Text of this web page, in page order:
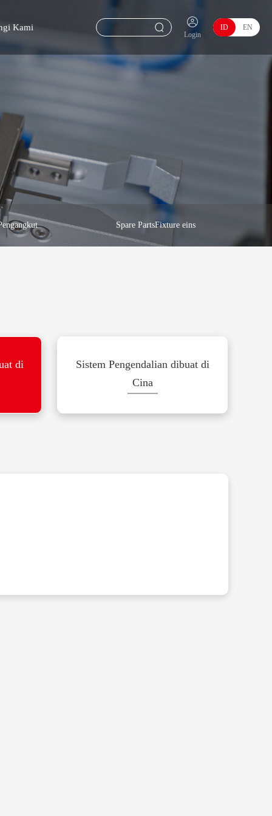
Kami
Login
ID EN
Spare PartsFixture eins
di
Sistem Pengendalian dibuat di
Cina